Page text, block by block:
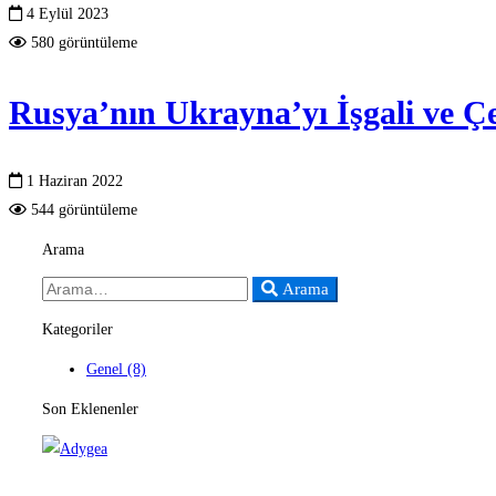
4 Eylül 2023
580 görüntüleme
Rusya’nın Ukrayna’yı İşgali ve
1 Haziran 2022
544 görüntüleme
Arama
Search
Arama
Kategoriler
Genel (8)
Son Eklenenler